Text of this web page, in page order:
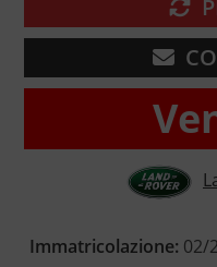
Immatricolazione: 02/